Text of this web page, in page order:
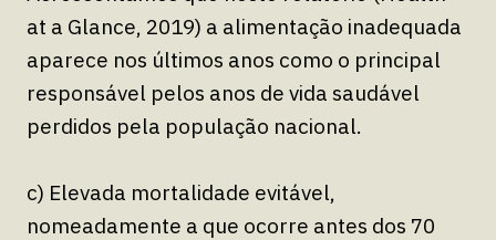
at a Glance, 2019) a alimentação inadequada
aparece nos últimos anos como o principal
responsável pelos anos de vida saudável
perdidos pela população nacional.
c) Elevada mortalidade evitável,
nomeadamente a que ocorre antes dos 70